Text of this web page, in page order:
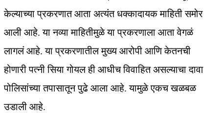
केल्याच्या प्रकरणात आता अत्यंत धक्कादायक माहिती समोर
आली आहे. या नव्या माहितीमुळे या प्रकरणाला आता वेगळं
लागलं आहे. या प्रकरणातील मुख्य आरोपी आणि केतनची
होणारी पत्नी सिया गोयल ही आधीच विवाहित असल्याचा दावा
पोलिसांच्या तपासातून पुढे आला आहे. यामुळे एकच खळबळ
उडाली आहे.